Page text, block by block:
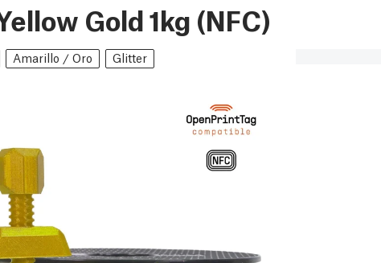
Gold 1kg (NFC)
Amarillo / Oro Glitter